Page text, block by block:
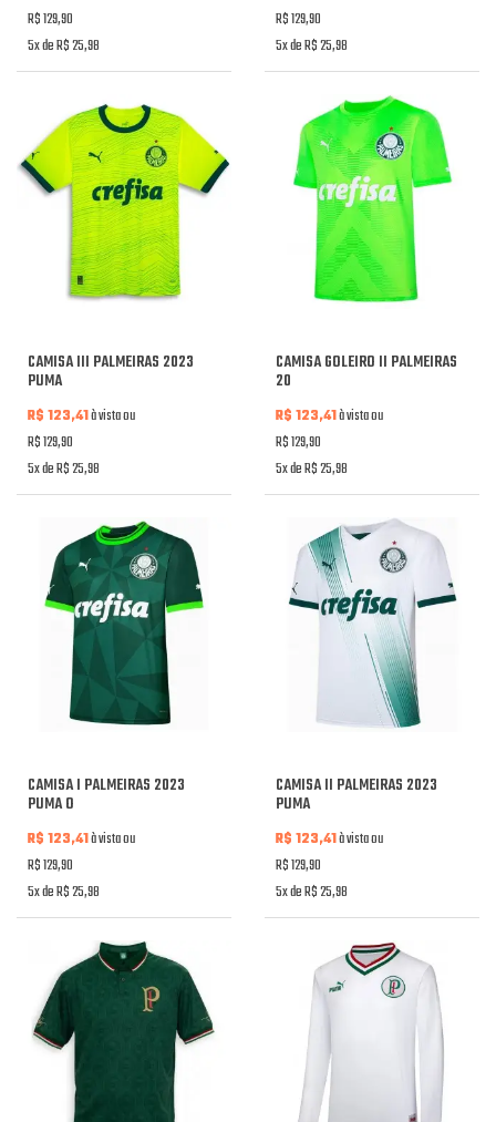
R$ 129,90
5x de R$ 25,98
R$ 129,90
5x de R$ 25,98
CAMISA III PALMEIRAS 2023
PUMA
R$ 123,41à vista ou
R$ 129,90
5x de R$ 25,98
CAMISA GOLEIRO II PALMEIRAS
20
R$ 123,41à vista ou
R$ 129,90
5x de R$ 25,98
CAMISA I PALMEIRAS 2023
PUMA O
R$ 123,41à vista ou
R$ 129,90
5x de R$ 25,98
CAMISA II PALMEIRAS 2023
PUMA
R$ 123,41à vista ou
R$ 129,90
5x de R$ 25,98